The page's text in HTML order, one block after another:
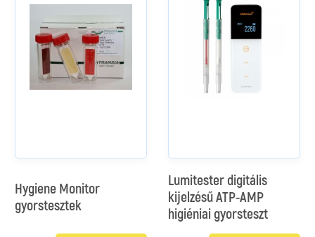
Hygiene Monitor
gyorstesztek
Lumitester digitális
kijelzésű ATP-AMP
higiéniai gyorsteszt